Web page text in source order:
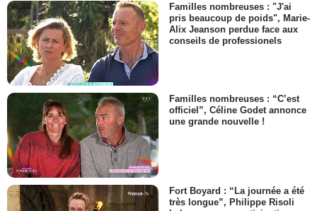
Familles nombreuses : "J'ai
pris beaucoup de poids", Marie-
Alix Jeanson perdue face aux
conseils de professionels
Familles nombreuses : “C’est
officiel”, Céline Godet annonce
une grande nouvelle !
Fort Boyard : “La journée a été
très longue”, Philippe Risoli